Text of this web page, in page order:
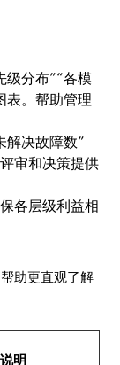
级分布”“各模
表。帮助管理
解决故障数”
审和决策提供
各层级利益相
助更直观了解
明